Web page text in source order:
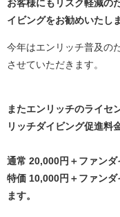
お客様にもリスク軽減の
イビングをお勧めいたし
今年はエンリッチ普及の
させていただきます。
またエンリッチのライセ
リッチダイビング促進料
通常 20,000円＋ファン
特価 10,000円＋ファン
ます。